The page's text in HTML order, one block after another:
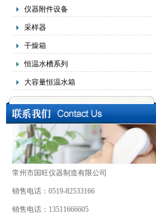
仪器附件设备
采样器
干燥箱
恒温水槽系列
大容量恒温水箱
常州市国旺仪器制造有限公司
销售电话：0519-82533166
销售电话：13511666605